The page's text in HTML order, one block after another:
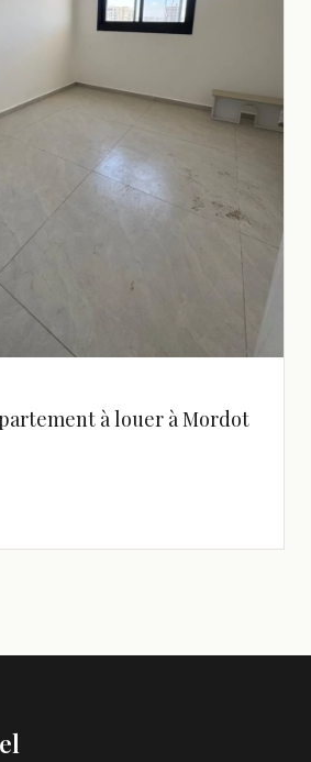
à louer à Mordot